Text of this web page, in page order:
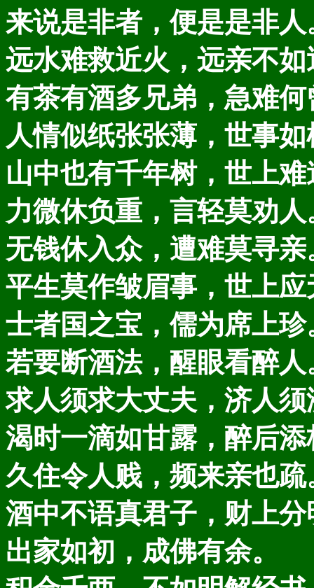
来说是非者，便是是非人
远水难救近火，远亲不如
有茶有酒多兄弟，急难
人情似纸张张薄，世事
山中也有千年树，世上
力微休负重，言轻莫劝人
无钱休入众，遭难莫寻亲
平生莫作皱眉事，世上
士者国之宝，儒为席上珍
若要断酒法，醒眼看醉人
求人须求大丈夫，济人
渴时一滴如甘露，醉后
久住令人贱，频来亲也疏
酒中不语真君子，财上
出家如初，成佛有余。